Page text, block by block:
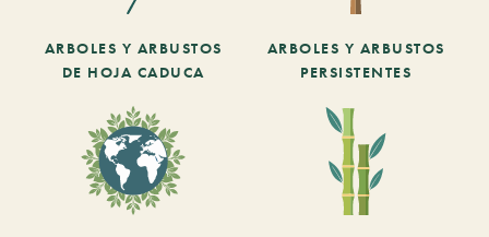
ARBOLES Y ARBUSTOS
DE HOJA CADUCA
ARBOLES Y ARBUSTOS
PERSISTENTES